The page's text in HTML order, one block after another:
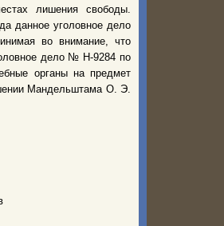
лишения свободы.
данное уголовное дело
во внимание, что
дело № Н-9284 по
органы на предмет
Мандельштама О. Э.